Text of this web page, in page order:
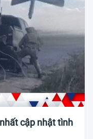
cập nhật tình